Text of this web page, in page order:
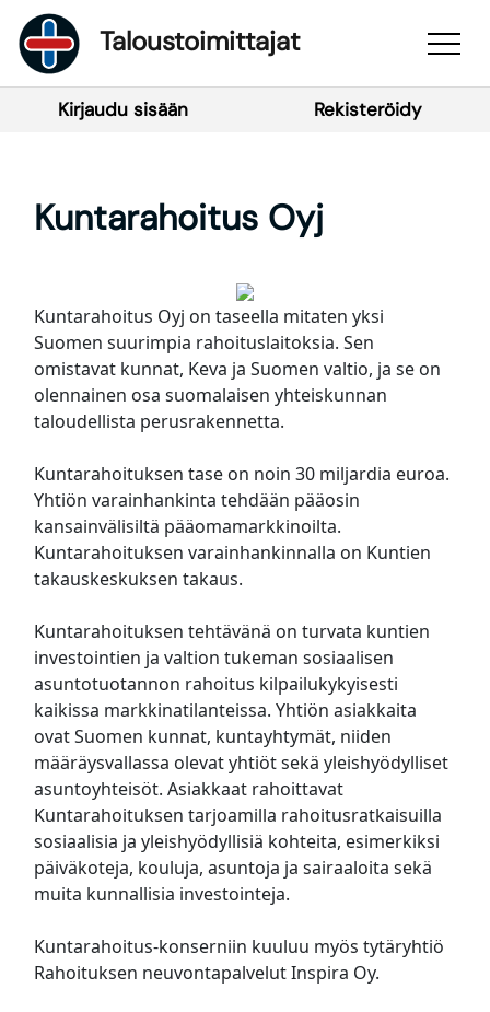
Taloustoimittajat
Kirjaudu sisään Rekisteröidy
Kuntarahoitus Oyj
Kuntarahoitus Oyj on taseella mitaten yksi
Suomen suurimpia rahoituslaitoksia. Sen
omistavat kunnat, Keva ja Suomen valtio, ja se on
olennainen osa suomalaisen yhteiskunnan
taloudellista perusrakennetta.
Kuntarahoituksen tase on noin 30 miljardia euroa.
Yhtiön varainhankinta tehdään pääosin
kansainvälisiltä pääomamarkkinoilta.
Kuntarahoituksen varainhankinnalla on Kuntien
takauskeskuksen takaus.
Kuntarahoituksen tehtävänä on turvata kuntien
investointien ja valtion tukeman sosiaalisen
asuntotuotannon rahoitus kilpailukykyisesti
kaikissa markkinatilanteissa. Yhtiön asiakkaita
ovat Suomen kunnat, kuntayhtymät, niiden
määräysvallassa olevat yhtiöt sekä yleishyödylliset
asuntoyhteisöt. Asiakkaat rahoittavat
Kuntarahoituksen tarjoamilla rahoitusratkaisuilla
sosiaalisia ja yleishyödyllisiä kohteita, esimerkiksi
päiväkoteja, kouluja, asuntoja ja sairaaloita sekä
muita kunnallisia investointeja.
Kuntarahoitus-konserniin kuuluu myös tytäryhtiö
Rahoituksen neuvontapalvelut Inspira Oy.